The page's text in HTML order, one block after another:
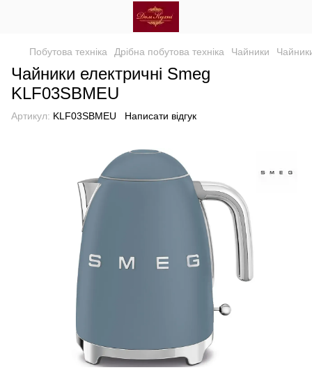
Побутова техніка Дрібна побутова техніка Чайники
Чайники електричні Smeg
KLF03SBMEU
Артикул: KLF03SBMEU Написати відгук